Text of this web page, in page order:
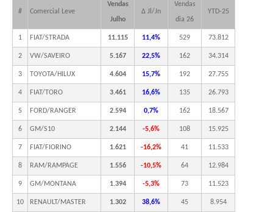
# Comercial Leve
Vendas
Julho
Δ Jl/Jn
Vendas
dia 26
YTD-25
1 FIAT/STRADA 11.115 11,4% 529 73.812
2 VW/SAVEIRO 5.167 22,5% 162 34.314
3 TOYOTA/HILUX 4.604 15,7% 192 27.755
4 FIAT/TORO 3.461 16,6% 135 26.793
5 FORD/RANGER 2.594 0,7% 162 18.567
6 GM/S10 2.144 -5,6% 108 15.925
7 FIAT/FIORINO 1.621 -16,2% 41 11.533
8 RAM/RAMPAGE 1.556 -10,5% 64 12.984
9 GM/MONTANA 1.394 -5,3% 73 11.523
10 RENAULT/MASTER 1.302 38,6% 45 8.954